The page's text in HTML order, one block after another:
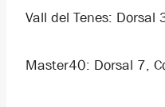
Vall del Tenes: Dorsal
Master40: Dorsal 7,